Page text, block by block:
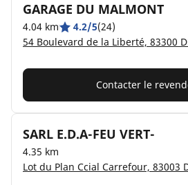
GARAGE DU MALMONT
4.04 km 4.2/5(24)
54 Boulevard de la Liberté, 83300
Contacter le
SARL E.D.A-FEU VERT-
4.35 km
Lot du Plan Ccial Carrefour, 83003